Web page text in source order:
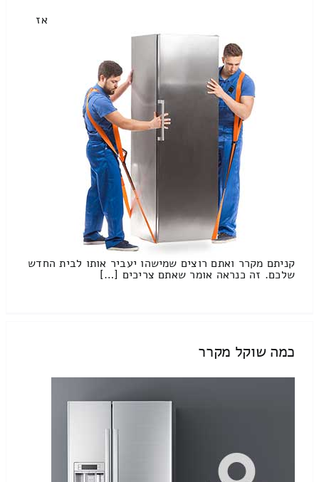
אז
קניתם מקרר ואתם רוצים שמישהו יעביר אותו לבית החדש
שלכם. זה כנראה אומר שאתם צריכים […]
כמה שוקל מקרר